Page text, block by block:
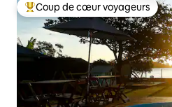
Coups de cœur voyageurs les
Coup de cœur voyageurs